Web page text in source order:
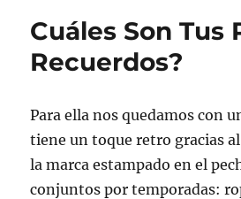
Cuáles Son Tus
Recuerdos?
Para ella nos quedamos con
tiene un toque retro gracias al
la marca estampado en el
conjuntos por temporadas: